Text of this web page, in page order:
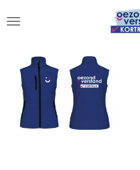
direct
hoofdinhoud